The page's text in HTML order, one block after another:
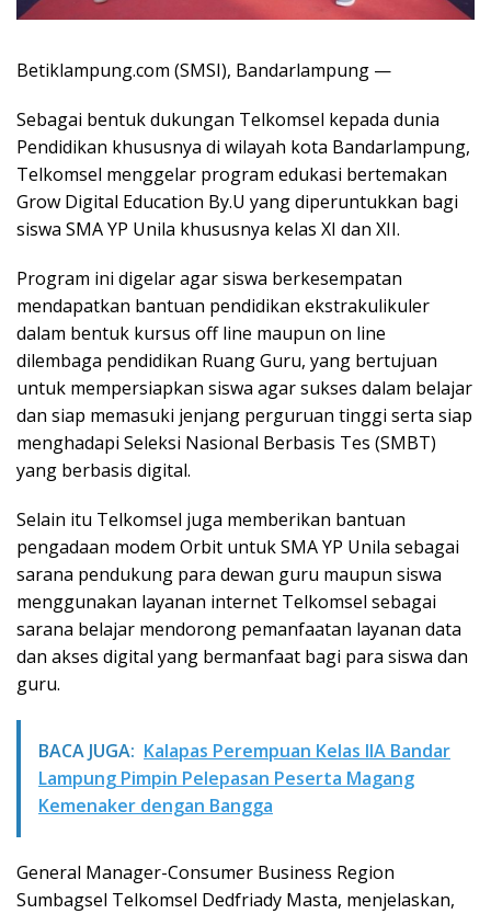
Betiklampung.com (SMSI), Bandarlampung —
Sebagai bentuk dukungan Telkomsel kepada dunia
Pendidikan khususnya di wilayah kota Bandarlampung,
Telkomsel menggelar program edukasi bertemakan
Grow Digital Education By.U yang diperuntukkan bagi
siswa SMA YP Unila khususnya kelas XI dan XII.
Program ini digelar agar siswa berkesempatan
mendapatkan bantuan pendidikan ekstrakulikuler
dalam bentuk kursus off line maupun on line
dilembaga pendidikan Ruang Guru, yang bertujuan
untuk mempersiapkan siswa agar sukses dalam belajar
dan siap memasuki jenjang perguruan tinggi serta siap
menghadapi Seleksi Nasional Berbasis Tes (SMBT)
yang berbasis digital.
Selain itu Telkomsel juga memberikan bantuan
pengadaan modem Orbit untuk SMA YP Unila sebagai
sarana pendukung para dewan guru maupun siswa
menggunakan layanan internet Telkomsel sebagai
sarana belajar mendorong pemanfaatan layanan data
dan akses digital yang bermanfaat bagi para siswa dan
guru.
BACA JUGA: Kalapas Perempuan Kelas IIA Bandar
Lampung Pimpin Pelepasan Peserta Magang
Kemenaker dengan Bangga
General Manager-Consumer Business Region
Sumbagsel Telkomsel Dedfriady Masta, menjelaskan,